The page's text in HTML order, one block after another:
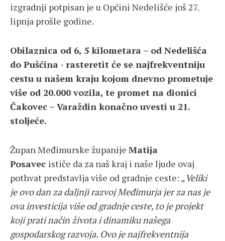
izgradnji potpisan je u Općini Nedelišće još 27.
lipnja prošle godine.
Obilaznica od 6, 5 kilometara – od Nedelišća
do Pušćina - rasteretit će se najfrekventniju
cestu u našem kraju kojom dnevno prometuje
više od 20.000 vozila, te promet na dionici
Čakovec – Varaždin konačno uvesti u 21.
stoljeće.
Župan Međimurske županije Matija
Posavec ističe da za naš kraj i naše ljude ovaj
pothvat predstavlja više od gradnje ceste: „Veliki
je ovo dan za daljnji razvoj Međimurja jer za nas je
ova investicija više od gradnje ceste, to je projekt
koji prati način života i dinamiku našega
gospodarskog razvoja. Ovo je najfrekventnija